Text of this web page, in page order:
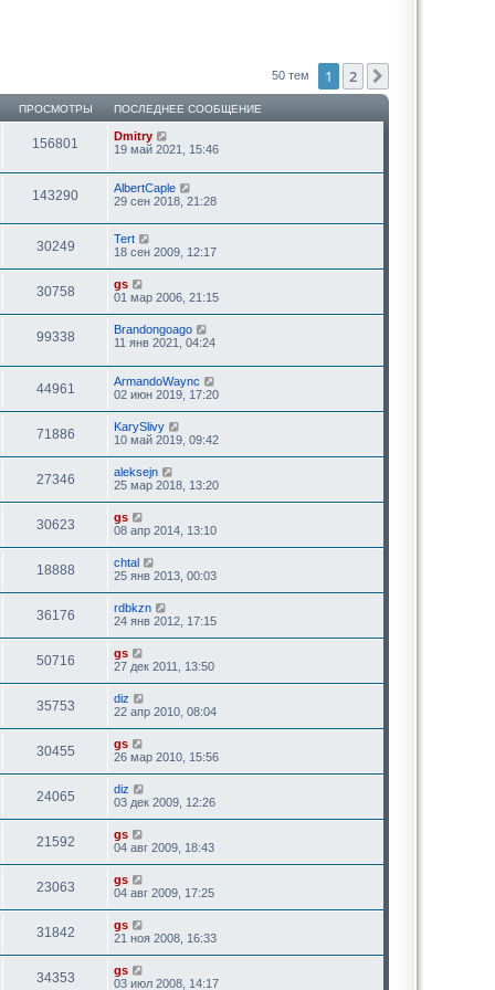
50 тем 1 2
ПРОСМОТРЫ ПОСЛЕДНЕЕ СООБЩЕНИЕ
156801
Dmitry
19 май 2021, 15:46
143290
AlbertCaple
29 сен 2018, 21:28
30249
Tert
18 сен 2009, 12:17
30758
gs
01 мар 2006, 21:15
99338
Brandongoago
11 янв 2021, 04:24
44961
ArmandoWaync
02 июн 2019, 17:20
71886
KarySlivy
10 май 2019, 09:42
27346
aleksejn
25 мар 2018, 13:20
30623
gs
08 апр 2014, 13:10
18888
chtal
25 янв 2013, 00:03
36176
rdbkzn
24 янв 2012, 17:15
50716
gs
27 дек 2011, 13:50
35753
diz
22 апр 2010, 08:04
30455
gs
26 мар 2010, 15:56
24065
diz
03 дек 2009, 12:26
21592
gs
04 авг 2009, 18:43
23063
gs
04 авг 2009, 17:25
31842
gs
21 ноя 2008, 16:33
34353
gs
03 июл 2008, 14:17